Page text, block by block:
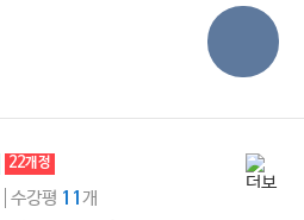
22개정
수강평 11 개